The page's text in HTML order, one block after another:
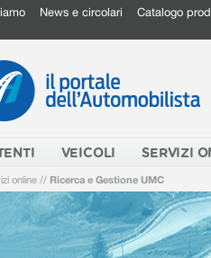
News e circolari Catalogo
VEICOLI SERVIZI
online // Ricerca e Gestione UMC